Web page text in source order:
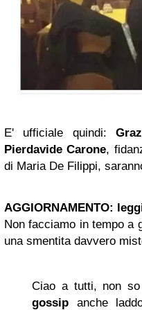
E' ufficiale quindi:
Pierdavide Carone,
di Maria De Filippi,
AGGIORNAMENTO:
Non facciamo in tempo a
una smentita davvero
Ciao a tutti, non
gossip anche